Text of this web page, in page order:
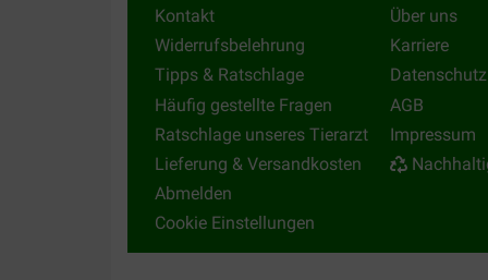
Kontakt
Widerrufsbelehrung
Tipps & Ratschlage
Häufig gestellte Fragen
Ratschlage unseres Tierarzt
Lieferung & Versandkosten
Abmelden
Cookie Einstellungen
Über uns
Karriere
Datenschutz
AGB
Impressum